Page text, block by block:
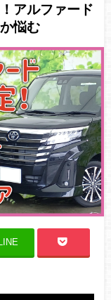
アルファード
悩む
LINE